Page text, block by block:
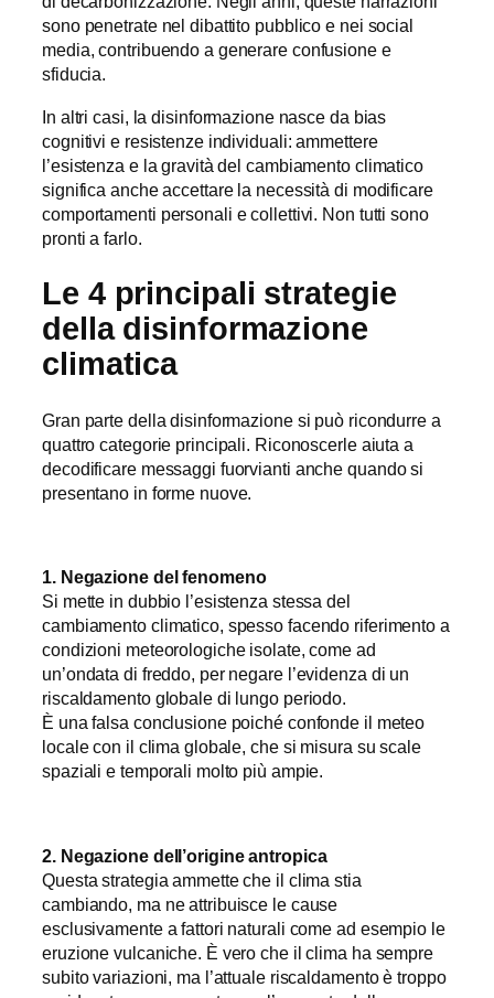
sono penetrate nel dibattito pubblico e nei social
media, contribuendo a generare confusione e
sfiducia.
In altri casi, la disinformazione nasce da bias
cognitivi e resistenze individuali: ammettere
l’esistenza e la gravità del cambiamento climatico
significa anche accettare la necessità di modificare
comportamenti personali e collettivi. Non tutti sono
pronti a farlo.
Le 4 principali strategie
della disinformazione
climatica
Gran parte della disinformazione si può ricondurre a
quattro categorie principali. Riconoscerle aiuta a
decodificare messaggi fuorvianti anche quando si
presentano in forme nuove.
1. Negazione del fenomeno
Si mette in dubbio l’esistenza stessa del
cambiamento climatico, spesso facendo riferimento a
condizioni meteorologiche isolate, come ad
un’ondata di freddo, per negare l’evidenza di un
riscaldamento globale di lungo periodo.
È una falsa conclusione poiché confonde il meteo
locale con il clima globale, che si misura su scale
spaziali e temporali molto più ampie.
2. Negazione dell’origine antropica
Questa strategia ammette che il clima stia
cambiando, ma ne attribuisce le cause
esclusivamente a fattori naturali come ad esempio le
eruzione vulcaniche. È vero che il clima ha sempre
subito variazioni, ma l’attuale riscaldamento è troppo